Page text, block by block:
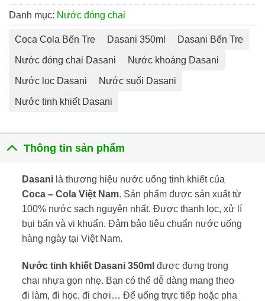
Danh mục: Nước đóng chai
Coca Cola Bến Tre Dasani 350ml Dasani Bến Tre
Nước đóng chai Dasani Nước khoáng Dasani
Nước lọc Dasani Nước suối Dasani
Nước tinh khiết Dasani
Thông tin sản phẩm
Dasani là thương hiệu nước uống tinh khiết của
Coca – Cola Việt Nam. Sản phẩm được sản xuất từ
100% nước sạch nguyên nhất. Được thanh lọc, xử lí
bụi bẩn và vi khuẩn. Đảm bảo tiêu chuẩn nước uống
hàng ngày tại Việt Nam.
Nước tinh khiết Dasani 350ml được đựng trong
chai nhựa gọn nhẹ. Bạn có thể dễ dàng mang theo
đi làm, đi học, đi chơi… Để uống trực tiếp hoặc pha